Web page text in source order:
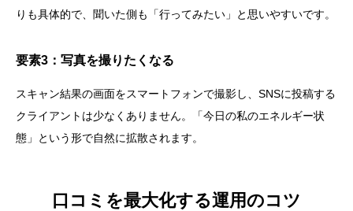
りも具体的で、聞いた側も「行ってみたい」と思いやすいです。
要素3：写真を撮りたくなる
スキャン結果の画面をスマートフォンで撮影し、SNSに投稿する
クライアントは少なくありません。「今日の私のエネルギー状
態」という形で自然に拡散されます。
口コミを最大化する運用のコツ